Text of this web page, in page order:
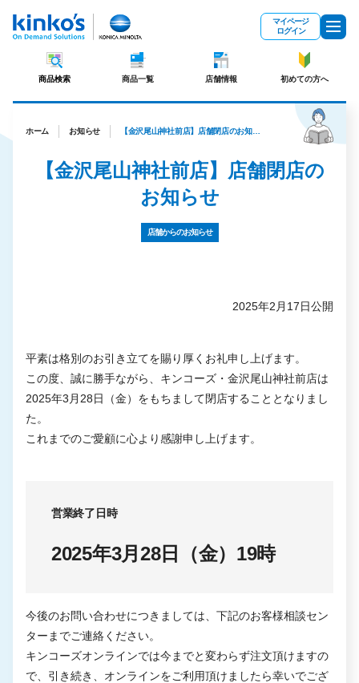
マイページ
ログイン
商品検索 商品一覧 店舗情報 初めての方へ
ホーム お知らせ 【金沢尾山神社前店】店舗閉店のお知らせ
【金沢尾山神社前店】店舗閉店の
お知らせ
店舗からのお知らせ
2025年2月17日公開
平素は格別のお引き立てを賜り厚くお礼申し上げます。
この度、誠に勝手ながら、キンコーズ・金沢尾山神社前店は
2025年3月28日（金）をもちまして閉店することとなりまし
た。
これまでのご愛顧に心より感謝申し上げます。
営業終了日時
2025年3月28日（金）19時
今後のお問い合わせにつきましては、下記のお客様相談セン
ターまでご連絡ください。
キンコーズオンラインでは今までと変わらず注文頂けますの
で、引き続き、オンラインをご利用頂けましたら幸いでござ